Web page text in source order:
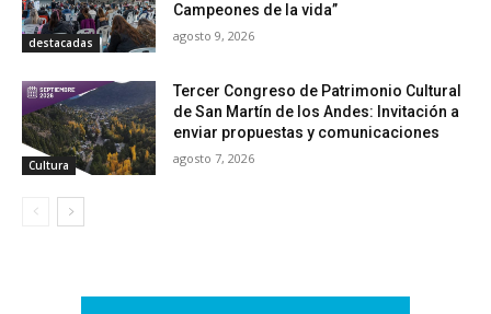
destacadas
Campeones de la vida”
agosto 9, 2026
Cultura
Tercer Congreso de Patrimonio Cultural
de San Martín de los Andes: Invitación a
enviar propuestas y comunicaciones
agosto 7, 2026